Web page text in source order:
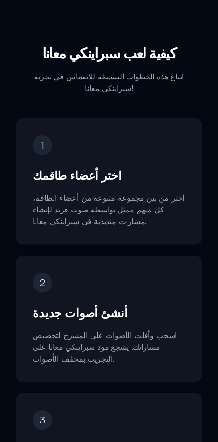
كيفية لعب سبراينكي معانا
اتباع هذه الخطوات البسيطة للانغماس في تجربة
سبراينكي معانا!
1
اختر أعضاء طاقمك
اختر من بين مجموعة متنوعة من أعضاء الطاقم،
كل منهم ممثل بواسطة صوت فريد لإنشاء
مسارات متذبذبة في سبراينكي معانا.
2
أنشئ أصوات جديدة
اسحب وأفلت الأصوات على المسرح لتخصيص
مساراتك. يشجع مود سبراينكي معانا على
التجريب بمختلف الأصوات.
3